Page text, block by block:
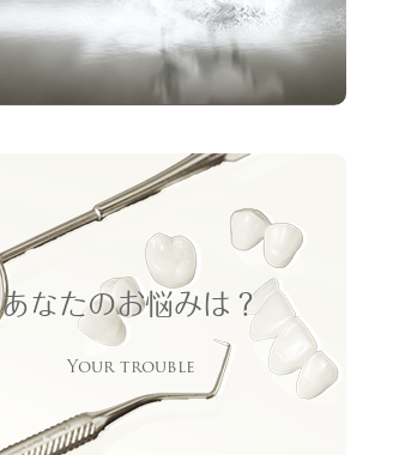
あなたのお悩みは？
Your trouble